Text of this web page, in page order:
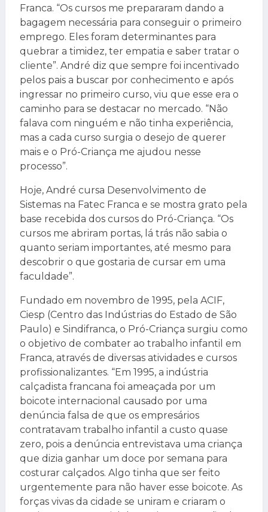
Franca. “Os cursos me prepararam dando a
bagagem necessária para conseguir o primeiro
emprego. Eles foram determinantes para
quebrar a timidez, ter empatia e saber tratar o
cliente”. André diz que sempre foi incentivado
pelos pais a buscar por conhecimento e após
ingressar no primeiro curso, viu que esse era o
caminho para se destacar no mercado. “Não
falava com ninguém e não tinha experiência,
mas a cada curso surgia o desejo de querer
mais e o Pró-Criança me ajudou nesse
processo”.
Hoje, André cursa Desenvolvimento de
Sistemas na Fatec Franca e se mostra grato pela
base recebida dos cursos do Pró-Criança. “Os
cursos me abriram portas, lá trás não sabia o
quanto seriam importantes, até mesmo para
descobrir o que gostaria de cursar em uma
faculdade”.
Fundado em novembro de 1995, pela ACIF,
Ciesp (Centro das Indústrias do Estado de São
Paulo) e Sindifranca, o Pró-Criança surgiu como
o objetivo de combater ao trabalho infantil em
Franca, através de diversas atividades e cursos
profissionalizantes. “Em 1995, a indústria
calçadista francana foi ameaçada por um
boicote internacional causado por uma
denúncia falsa de que os empresários
contratavam trabalho infantil a custo quase
zero, pois a denúncia entrevistava uma criança
que dizia ganhar um doce por semana para
costurar calçados. Algo tinha que ser feito
urgentemente para não haver esse boicote. As
forças vivas da cidade se uniram e criaram o